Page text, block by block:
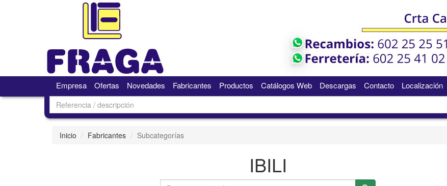
Empresa Ofertas Novedades Fabricantes Productos Catálogos Web Descargas Contacto Localización
Inicio Fabricantes Subcategorías
IBILI